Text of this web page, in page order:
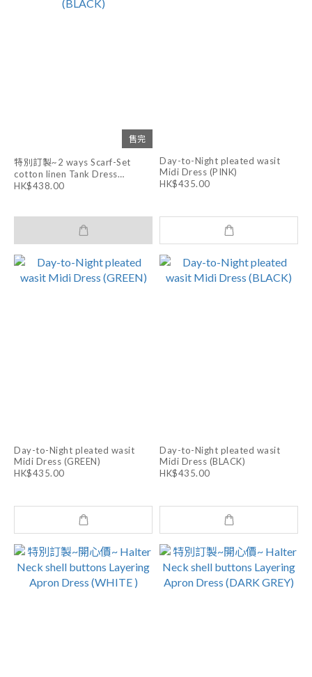
售完
特別訂製~2 ways Scarf-Set
cotton linen Tank Dress
(BLACK)
HK$438.00
Day-to-Night pleated wasit
Midi Dress (PINK)
HK$435.00
Day-to-Night pleated wasit
Midi Dress (GREEN)
HK$435.00
Day-to-Night pleated wasit
Midi Dress (BLACK)
HK$435.00